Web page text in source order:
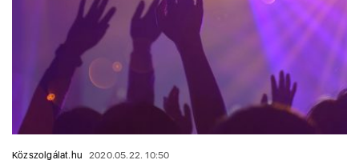
Közszolgálat.hu 2020.05.22. 10:50